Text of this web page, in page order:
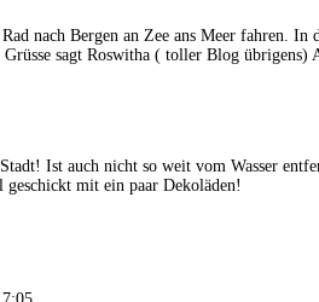
nach Bergen an Zee ans Meer
sagt Roswitha ( toller Blog
Ist auch nicht so weit vom Wasser
mit ein paar Dekoläden!